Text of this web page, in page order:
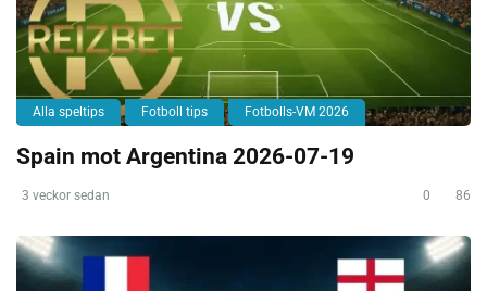
Alla speltips Fotboll tips Fotbolls-VM 2026
Spain mot Argentina 2026-07-19
3 veckor sedan 0 86